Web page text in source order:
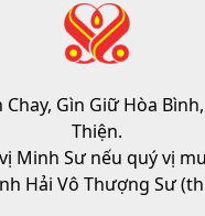
Tin Đáng Chú Ý
2026-08-
Chay, Gìn Giữ Hòa
Thiện.
Minh Sư nếu quý vị
Hải Vô Thượng Sư